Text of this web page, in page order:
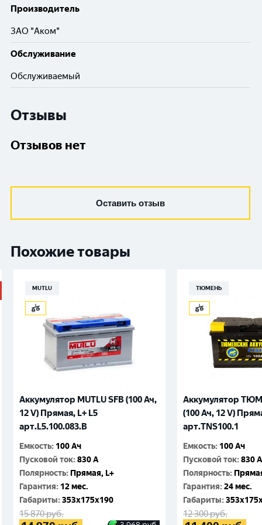
Производитель
ЗАО "Аком"
Обслуживание
Обслуживаемый
Отзывы
Отзывов нет
Оставить отзыв
Похожие товары
MUTLU
Аккумулятор MUTLU SFB (100 Ач,
12 V) Прямая, L+ L5
арт.L5.100.083.B
Емкость: 100 Ач
Пусковой ток:830 A
Полярность: Прямая, L+
Гарантия: 12 мес.
Габариты:353x175x190
15 870руб.
ТЮМЕНЬ
Аккумулятор
(100 Ач, 12 V)
арт.TNS100.1
Емкость: 100 Ач
Пусковой ток:830 A
Полярность:
Гарантия:24 мес.
Габариты:
12 300руб.